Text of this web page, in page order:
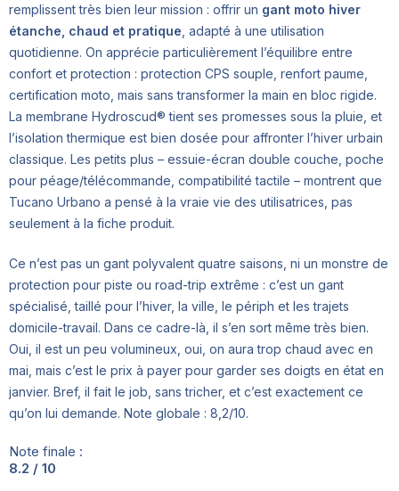
remplissent très bien leur mission : offrir un gant moto hiver
étanche, chaud et pratique , adapté à une utilisation
quotidienne. On apprécie particulièrement l’équilibre entre
confort et protection : protection CPS souple, renfort paume,
certification moto, mais sans transformer la main en bloc rigide.
La membrane Hydroscud® tient ses promesses sous la pluie, et
l’isolation thermique est bien dosée pour affronter l’hiver urbain
classique. Les petits plus – essuie-écran double couche, poche
pour péage/télécommande, compatibilité tactile – montrent que
Tucano Urbano a pensé à la vraie vie des utilisatrices, pas
seulement à la fiche produit.
Ce n’est pas un gant polyvalent quatre saisons, ni un monstre de
protection pour piste ou road-trip extrême : c’est un gant
spécialisé, taillé pour l’hiver, la ville, le périph et les trajets
domicile-travail. Dans ce cadre-là, il s’en sort même très bien.
Oui, il est un peu volumineux, oui, on aura trop chaud avec en
mai, mais c’est le prix à payer pour garder ses doigts en état en
janvier. Bref, il fait le job, sans tricher, et c’est exactement ce
qu’on lui demande. Note globale : 8,2/10.
Note finale :
8.2 / 10